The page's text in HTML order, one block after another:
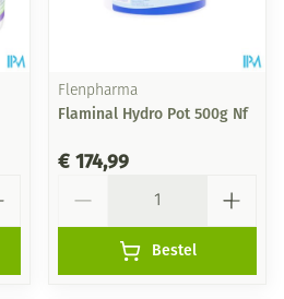
Flenpharma
Flaminal Hydro Pot 500g Nf
€ 174,99
Bestel